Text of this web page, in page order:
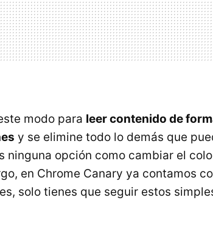
modo para leer contenido de
y se elimine todo lo demás que
ninguna opción como cambiar el
en Chrome Canary ya contamos
solo tienes que seguir estos